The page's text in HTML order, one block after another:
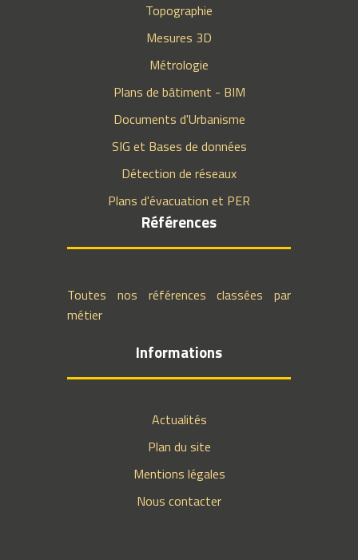
Topographie
Mesures 3D
Métrologie
Plans de bâtiment - BIM
Documents d'Urbanisme
SIG et Bases de données
Détection de réseaux
Plans d'évacuation et PER
Références
Toutes nos références classées par
métier
Informations
Actualités
Plan du site
Mentions légales
Nous contacter